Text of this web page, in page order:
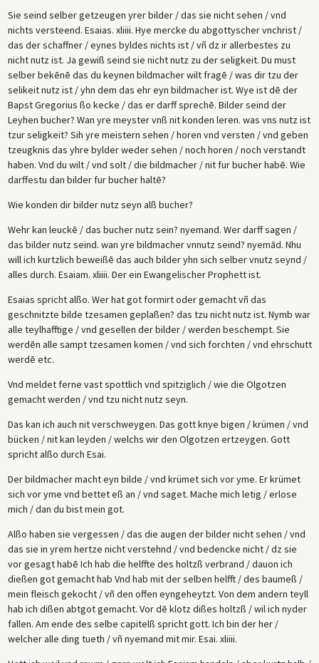
Sie seind selber getzeugen yrer bilder / das sie nicht sehen / vnd
nichts versteend. Esaias. xliiii. Hye mercke du abgottyscher vnchrist /
das der schaffner / eynes byldes nichts ist / vñ dz ir allerbestes zu
nicht nutz ist. Ja gewiß seind sie nicht nutz zu der seligkeit. Du must
selber bekēnē das du keynen bildmacher wilt fragē / was dir tzu der
selikeit nutz ist / yhn dem das ehr eyn bildmacher ist. Wye ist dē der
Bapst Gregorius ßo kecke / das er darff sprechē. Bilder seind der
Leyhen bucher? Wan yre meyster vnß nit konden leren. was vns nutz ist
tzur seligkeit? Sih yre meistern sehen / horen vnd versten / vnd geben
tzeugknis das yhre bylder weder sehen / noch horen / noch verstandt
haben. Vnd du wilt / vnd solt / die bildmacher / nit fur bucher habē. Wie
darffestu dan bilder fur bucher haltē?
Wie konden dir bilder nutz seyn alß bucher?
Wehr kan leuckē / das bucher nutz sein? nyemand. Wer darff sagen /
das bilder nutz seind. wan yre bildmacher vnnutz seind? nyemād. Nhu
will ich kurtzlich beweißē das auch bilder yhn sich selber vnutz seynd /
alles durch. Esaiam. xliiii. Der ein Ewangelischer Prophett ist.
Esaias spricht alßo. Wer hat got formirt oder gemacht vñ das
geschnitzte bilde tzesamen geplaßen? das tzu nicht nutz ist. Nymb war
alle teylhafftige / vnd gesellen der bilder / werden beschempt. Sie
werdēn alle sampt tzesamen komen / vnd sich forchten / vnd ehrschutt
werdē etc.
Vnd meldet ferne vast spottlich vnd spitziglich / wie die Olgotzen
gemacht werden / vnd tzu nicht nutz seyn.
Das kan ich auch nit verschweygen. Das gott knye bigen / krümen / vnd
bücken / nit kan leyden / welchs wir den Olgotzen ertzeygen. Gott
spricht alßo durch Esai.
Der bildmacher macht eyn bilde / vnd krümet sich vor yme. Er krümet
sich vor yme vnd bettet eß an / vnd saget. Mache mich letig / erlose
mich / dan du bist mein got.
Alßo haben sie vergessen / das die augen der bilder nicht sehen / vnd
das sie in yrem hertze nicht verstehnd / vnd bedencke nicht / dz sie
vor gesagt habē Ich hab die helffte des holtzß verbrand / dauon ich
dießen got gemacht hab Vnd hab mit der selben helfft / des baumeß /
mein fleisch gekocht / vñ den offen eyngeheytzt. Von dem andern teyll
hab ich dißen abtgot gemacht. Vor dē klotz dißes holtzß / wil ich nyder
fallen. Am ende des selbe capitelß spricht gott. Ich bin der her /
welcher alle ding tueth / vñ nyemand mit mir. Esai. xliiii.